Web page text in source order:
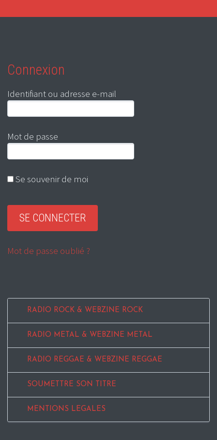
Connexion
Identifiant ou adresse e-mail
Mot de passe
Se souvenir de moi
Mot de passe oublié ?
RADIO ROCK & WEBZINE ROCK
RADIO METAL & WEBZINE METAL
RADIO REGGAE & WEBZINE REGGAE
SOUMETTRE SON TITRE
MENTIONS LEGALES